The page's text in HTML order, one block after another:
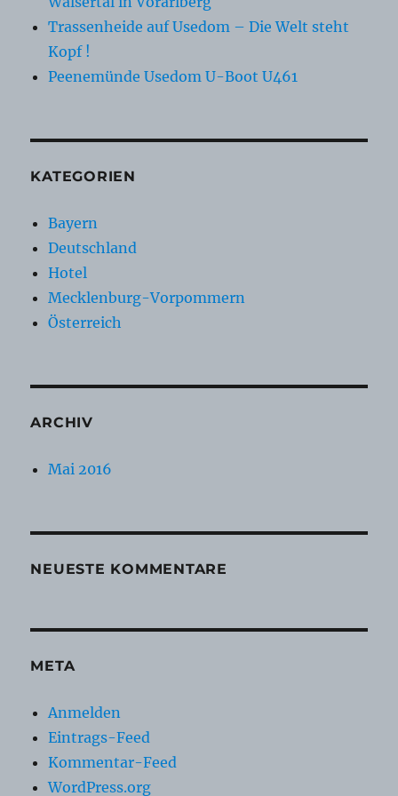
Trassenheide auf Usedom – Die Welt steht
Kopf !
Peenemünde Usedom U-Boot U461
KATEGORIEN
Bayern
Deutschland
Hotel
Mecklenburg-Vorpommern
Österreich
ARCHIV
Mai 2016
NEUESTE KOMMENTARE
META
Anmelden
Eintrags-Feed
Kommentar-Feed
WordPress.org